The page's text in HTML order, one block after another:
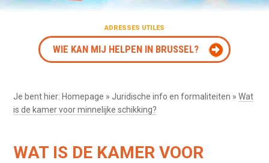
ADRESSES UTILES
WIE KAN MIJ HELPEN IN BRUSSEL?
Je bent hier: Homepage » Juridische info en formaliteiten »Wat
is de kamer voor minnelijke schikking?
WAT IS DE KAMER VOOR